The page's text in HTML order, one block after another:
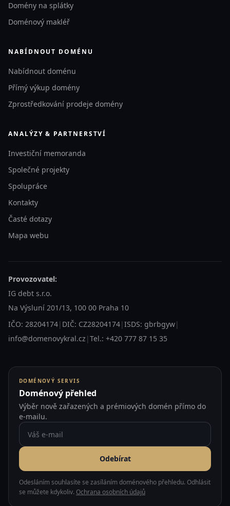
Domény na splátky
Doménový makléř
NABÍDNOUT DOMÉNU
Nabídnout doménu
Přímý výkup domény
Zprostředkování prodeje domény
ANALÝZY & PARTNERSTVÍ
Investiční memoranda
Společné projekty
Spolupráce
Kontakty
Časté dotazy
Mapa webu
Provozovatel:
IG debt s.r.o.
Na Výsluní 201/13, 100 00 Praha 10
IČO: 28204174| DIČ: CZ28204174| ISDS: gbrbgyw|
info@domenovykral.cz | Tel.: +420 777 87 15 35
DOMÉNOVÝ SERVIS
Doménový přehled
Výběr nově zařazených a prémiových domén přímo do
e-mailu.
Odebírat
Odesláním souhlasíte se zasíláním doménového přehledu. Odhlásit
se můžete kdykoliv. Ochrana osobních údajů